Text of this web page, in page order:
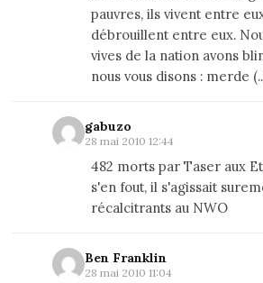
pauvres, ils vivent entre
débrouillent entre eux.
vives de la nation avons
nous vous disons : merde
gabuzo
28 mai 2010 12:44
482 morts par Taser aux
s'en fout, il s'agissait
récalcitrants au NWO
Ben Franklin
28 mai 2010 11:04